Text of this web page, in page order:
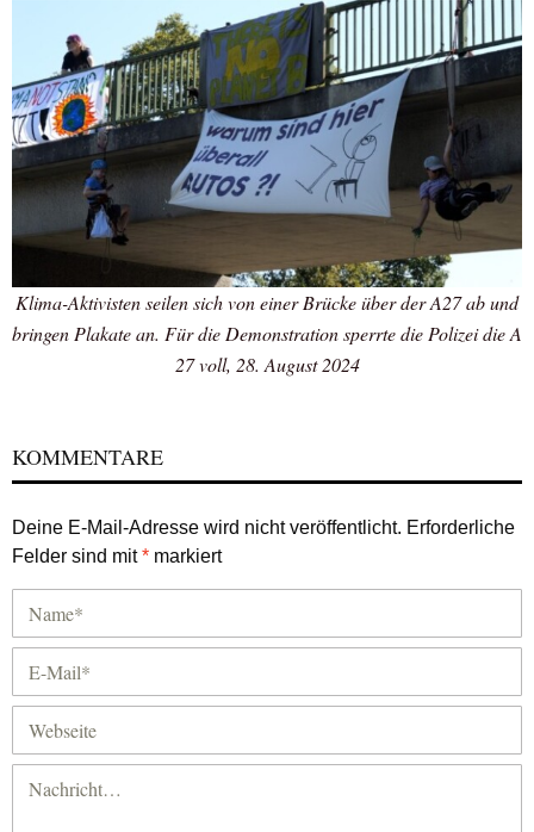
Klima-Aktivisten seilen sich von einer Brücke über der A27 ab und
bringen Plakate an. Für die Demonstration sperrte die Polizei die A
27 voll, 28. August 2024
KOMMENTARE
Deine E-Mail-Adresse wird nicht veröffentlicht. Erforderliche
Felder sind mit* markiert